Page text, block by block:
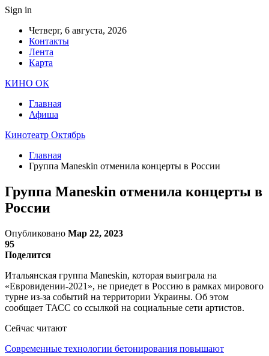
Sign in
Четверг, 6 августа, 2026
Контакты
Лента
Карта
КИНО ОК
Главная
Афиша
Кинотеатр Октябрь
Главная
Группа Maneskin отменила концерты в России
Группа Maneskin отменила концерты в
России
Опубликовано Мар 22, 2023
95
Поделится
Итальянская группа Maneskin, которая выиграла на
«Евровидении-2021», не приедет в Россию в рамках мирового
турне из-за событий на территории Украины. Об этом
сообщает ТАСС со ссылкой на социальные сети артистов.
Сейчас читают
Современные технологии бетонирования повышают